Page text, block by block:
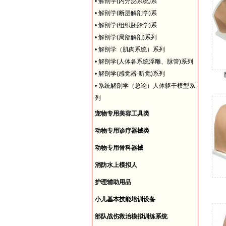
• 解剖学(断层解剖学)系
• 解剖学(组织胚胎学)系
• 解剖学(局部解剖)系列
• 解剖学（肌肉系统）系列
• 解剖学(人体各系统浮雕、脉管)系列
• 解剖学(感觉器-听觉)系列
• 系统解剖学（总论）人体躯干模型系
列
宠物专用美容工具类
动物专用诊疗器械类
动物专用骨科器械
消防水上模拟人
护理辅助用品
小儿基本技能培训设备
部队战伤救治模拟训练系统